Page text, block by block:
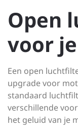
Open
voor
Een open
upgrade voor
standaard
verschillende
het geluid van je